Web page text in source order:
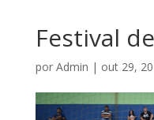
Festival
por Admin | out 29,